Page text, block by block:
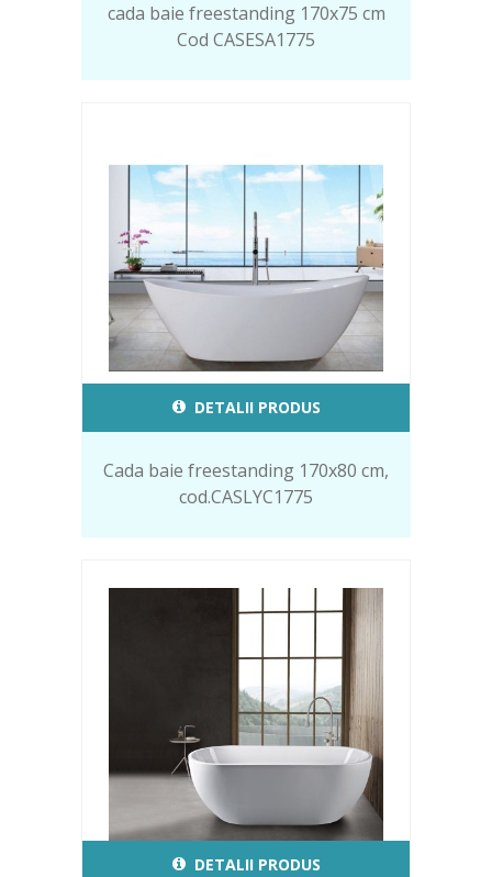
cada baie freestanding 170x75 cm
Cod CASESA1775
DETALII PRODUS
Cada baie freestanding 170x80 cm,
cod.CASLYC1775
DETALII PRODUS